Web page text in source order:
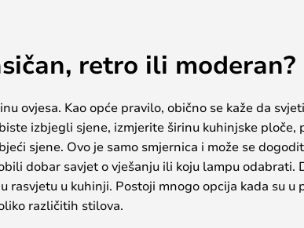
retro ili moderan?
ovjesa. Kao opće pravilo, obično se kaže da
izbjegli sjene, izmjerite širinu kuhinjske ploče,
sjene. Ovo je samo smjernica i može se
dobar savjet o vješanju ili koju lampu odabrati.
u kuhinji. Postoji mnogo opcija kada su u
različitih stilova.